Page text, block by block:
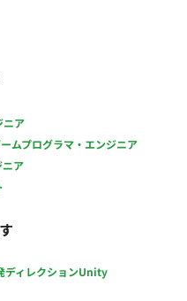
ニア
ムプログラマ・エンジニア
ニア
ディレクションUnity